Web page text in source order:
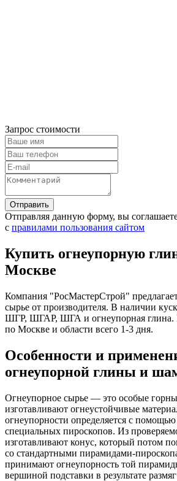
Запрос стоимости
Отправляя данную форму, вы
с правилами пользования сайтом
Купить огнеупорную
Москве
Компания "РосМастерСтрой"
сырье от производителя. В наличии
ШГР, ШГАР, ШГА и огнеупорная глина.
по Москве и области всего 1-3 дня.
Особенности и
огнеупорной глины и
Огнеупорное сырье — это особые
изготавливают огнеустойчивые
огнеупорности определяется с помощью
специальных пироскопов. Из
изготавливают конус, который потом
со стандартными пирамидами-
принимают огнеупорность той
вершиной подставки в результате